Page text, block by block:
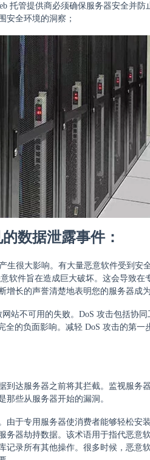
托管提供商必须确保服务器安全并
安全环境的洞察；
数据泄露事件：
生很大影响。有大量恶意软件受到安
软件旨在造成巨大破坏。这会导致
长的声誉清楚地表明您的服务器成
站不可用的失败。DoS 攻击包括协
的负面影响。减轻 DoS 攻击的第
到达服务器之前将其拦截。监视服务
那些从服务器开始的漏洞。
由于专用服务器使消费者能够轻松安
务器劫持数据。该术语用于指代恶意
记录所有其他操作。很多时候，恶意